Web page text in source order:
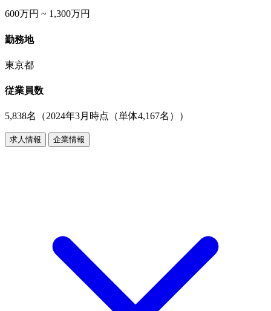
600万円 ~ 1,300万円
勤務地
東京都
従業員数
5,838名（2024年3月時点（単体4,167名））
求人情報 企業情報